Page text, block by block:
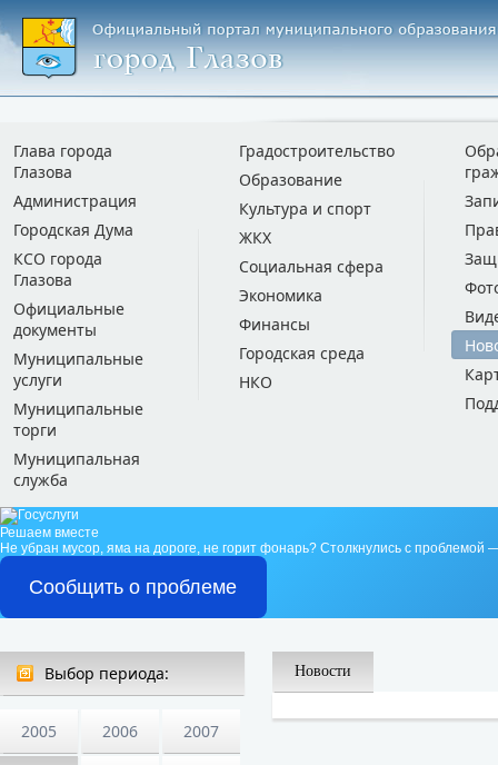
Глава города
Глазова
Администрация
Городская Дума
КСО города
Глазова
Официальные
документы
Муниципальные
услуги
Муниципальные
торги
Муниципальная
служба
Градостроительство
Образование
Культура и спорт
ЖКХ
Социальная сфера
Экономика
Финансы
Городская среда
НКО
Решаем вместе
Не убран мусор, яма на дороге, не горит фонарь? Столкнулись с проблемой
Сообщить о проблеме
Выбор периода:
2005 2006 2007
Новости